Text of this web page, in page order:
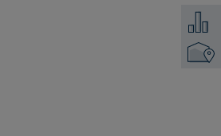
Zum